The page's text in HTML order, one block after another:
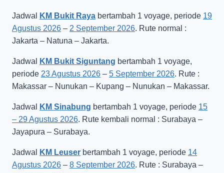
Jadwal KM Bukit Raya bertambah 1 voyage, periode 19
Agustus 2026 – 2 September 2026. Rute normal :
Jakarta – Natuna – Jakarta.
Jadwal KM Bukit Siguntang bertambah 1 voyage,
periode 23 Agustus 2026 – 5 September 2026. Rute :
Makassar – Nunukan – Kupang – Nunukan – Makassar.
Jadwal KM Sinabung bertambah 1 voyage, periode 15
– 29 Agustus 2026. Rute kembali normal : Surabaya –
Jayapura – Surabaya.
Jadwal KM Leuser bertambah 1 voyage, periode 14
Agustus 2026 – 8 September 2026. Rute : Surabaya –